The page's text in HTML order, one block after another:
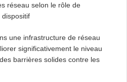
réseau selon le rôle de
dispositif
une infrastructure de réseau
significativement le niveau
barrières solides contre les